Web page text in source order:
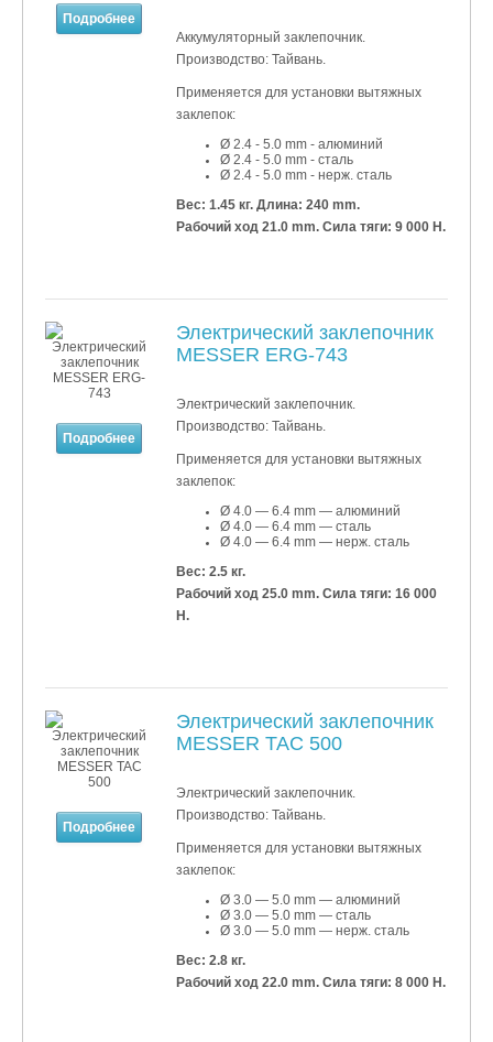
Подробнее
Аккумуляторный заклепочник.
Производство: Тайвань.
Применяется для установки вытяжных
заклепок:
Ø 2.4 - 5.0 mm - алюминий
Ø 2.4 - 5.0 mm - сталь
Ø 2.4 - 5.0 mm - нерж. сталь
Вес: 1.45 кг. Длина: 240 mm.
Рабочий ход 21.0 mm. Сила тяги: 9 000 Н.
Подробнее
Электрический заклепочник
MESSER ERG-743
Электрический заклепочник.
Производство: Тайвань.
Применяется для установки вытяжных
заклепок:
Ø 4.0 — 6.4 mm — алюминий
Ø 4.0 — 6.4 mm — сталь
Ø 4.0 — 6.4 mm — нерж. сталь
Вес: 2.5 кг.
Рабочий ход 25.0 mm. Сила тяги: 16 000
Н.
Подробнее
Электрический заклепочник
MESSER TAC 500
Электрический заклепочник.
Производство: Тайвань.
Применяется для установки вытяжных
заклепок:
Ø 3.0 — 5.0 mm — алюминий
Ø 3.0 — 5.0 mm — сталь
Ø 3.0 — 5.0 mm — нерж. сталь
Вес: 2.8 кг.
Рабочий ход 22.0 mm. Сила тяги: 8 000 Н.